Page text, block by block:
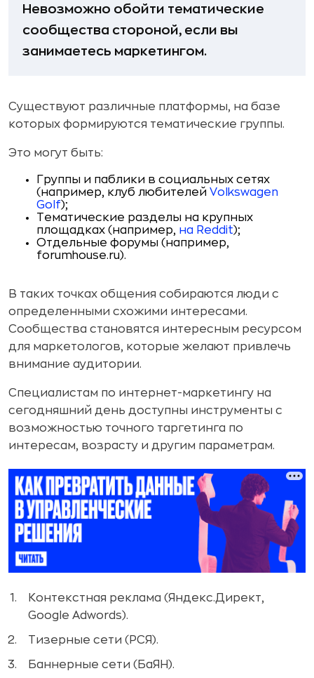
Невозможно обойти тематические
сообщества стороной, если вы
занимаетесь маркетингом.
Существуют различные платформы, на базе
которых формируются тематические группы.
Это могут быть:
Группы и паблики в социальных сетях
(например, клуб любителей Volkswagen
Golf);
Тематические разделы на крупных
площадках (например, на Reddit);
Отдельные форумы (например,
forumhouse.ru).
В таких точках общения собираются люди с
определенными схожими интересами.
Сообщества становятся интересным ресурсом
для маркетологов, которые желают привлечь
внимание аудитории.
Специалистам по интернет-маркетингу на
сегодняшний день доступны инструменты с
возможностью точного таргетинга по
интересам, возрасту и другим параметрам.
Контекстная реклама (Яндекс.Директ,
Google Adwords).
Тизерные сети (РСЯ).
Баннерные сети (БаЯН).